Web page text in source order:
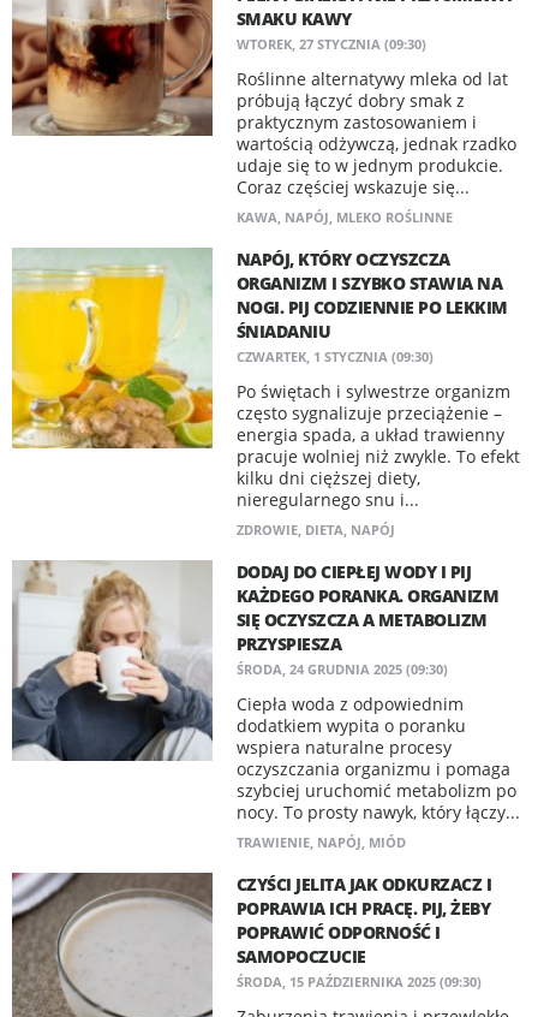
SMAKU KAWY
WTOREK, 27 STYCZNIA (09:30)
Roślinne alternatywy mleka od lat
próbują łączyć dobry smak z
praktycznym zastosowaniem i
wartością odżywczą, jednak rzadko
udaje się to w jednym produkcie.
Coraz częściej wskazuje się...
KAWA, NAPÓJ, MLEKO ROŚLINNE
NAPÓJ, KTÓRY OCZYSZCZA
ORGANIZM I SZYBKO STAWIA NA
NOGI. PIJ CODZIENNIE PO LEKKIM
ŚNIADANIU
CZWARTEK, 1 STYCZNIA (09:30)
Po świętach i sylwestrze organizm
często sygnalizuje przeciążenie –
energia spada, a układ trawienny
pracuje wolniej niż zwykle. To efekt
kilku dni cięższej diety,
nieregularnego snu i...
ZDROWIE, DIETA, NAPÓJ
DODAJ DO CIEPŁEJ WODY I PIJ
KAŻDEGO PORANKA. ORGANIZM
SIĘ OCZYSZCZA A METABOLIZM
PRZYSPIESZA
ŚRODA, 24 GRUDNIA 2025 (09:30)
Ciepła woda z odpowiednim
dodatkiem wypita o poranku
wspiera naturalne procesy
oczyszczania organizmu i pomaga
szybciej uruchomić metabolizm po
nocy. To prosty nawyk, który łączy...
TRAWIENIE, NAPÓJ, MIÓD
CZYŚCI JELITA JAK ODKURZACZ I
POPRAWIA ICH PRACĘ. PIJ, ŻEBY
POPRAWIĆ ODPORNOŚĆ I
SAMOPOCZUCIE
ŚRODA, 15 PAŹDZIERNIKA 2025 (09:30)